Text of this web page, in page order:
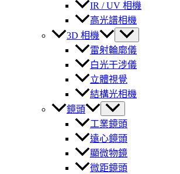
IR / UV 相機
高光譜相機
3D 相機
雷射輪廓儀
白光干涉儀
立體視覺
結構光相機
鏡頭
工業鏡頭
遠心鏡頭
顯微物鏡
微距鏡頭